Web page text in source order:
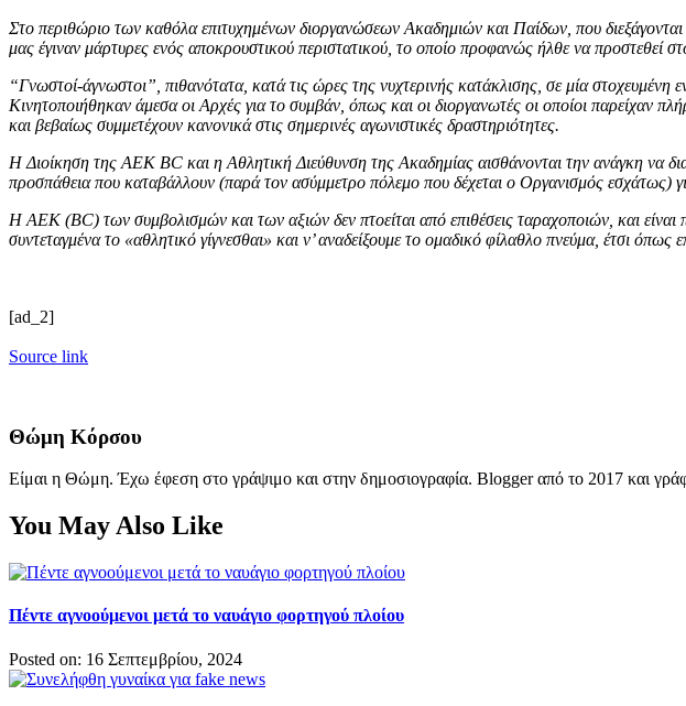
Στο περιθώριο των καθόλα επιτυχημένων διοργανώσεων Ακαδημιών και Παίδων, που
μας έγιναν μάρτυρες ενός αποκρουστικού περιστατικού, το οποίο προφανώς ήλθε να προστεθεί
“Γνωστοί-άγνωστοι”, πιθανότατα, κατά τις ώρες της νυχτερινής κατάκλισης, σε μία στοχευμένη
Κινητοποιήθηκαν άμεσα οι Αρχές για το συμβάν, όπως και οι διοργανωτές οι οποίοι παρείχαν
και βεβαίως συμμετέχουν κανονικά στις σημερινές αγωνιστικές δραστηριότητες.
Η Διοίκηση της ΑΕΚ BC και η Αθλητική Διεύθυνση της Ακαδημίας αισθάνονται την ανάγκη να
προσπάθεια που καταβάλλουν (παρά τον ασύμμετρο πόλεμο που δέχεται ο Οργανισμός εσχάτως)
Η ΑΕΚ (BC) των συμβολισμών και των αξιών δεν πτοείται από επιθέσεις ταραχοποιών, και
συντεταγμένα το «αθλητικό γίγνεσθαι» και ν’ αναδείξουμε το ομαδικό φίλαθλο πνεύμα, έτσι
[ad_2]
Source link
Θώμη Κόρσου
Είμαι η Θώμη. Έχω έφεση στο γράψιμο και στην δημοσιογραφία. Blogger από το 2017 και
You May Also Like
Πέντε αγνοούμενοι μετά το ναυάγιο φορτηγού πλοίου
Posted on: 16 Σεπτεμβρίου, 2024